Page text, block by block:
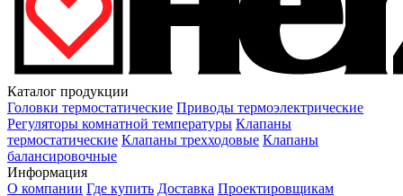
Каталог продукции
Головки термостатические Приводы термоэлектрические
Регуляторы комнатной температуры Клапаны
термостатические Клапаны трехходовые Клапаны
балансировочные
Информация
О компании Где купить Доставка Проектировщикам